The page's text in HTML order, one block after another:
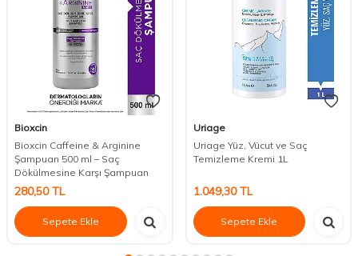
Bioxcin
Bioxcin Caffeine & Arginine
Şampuan 500 ml – Saç
Dökülmesine Karşı Şampuan
280,50TL
Sepete Ekle
Uriage
Uriage Yüz, Vücut ve Saç
Temizleme Kremi 1L
1.049,30TL
Sepete Ekle